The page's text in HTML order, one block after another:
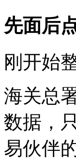
先面后
刚开始
海关总
数据，
易伙伴